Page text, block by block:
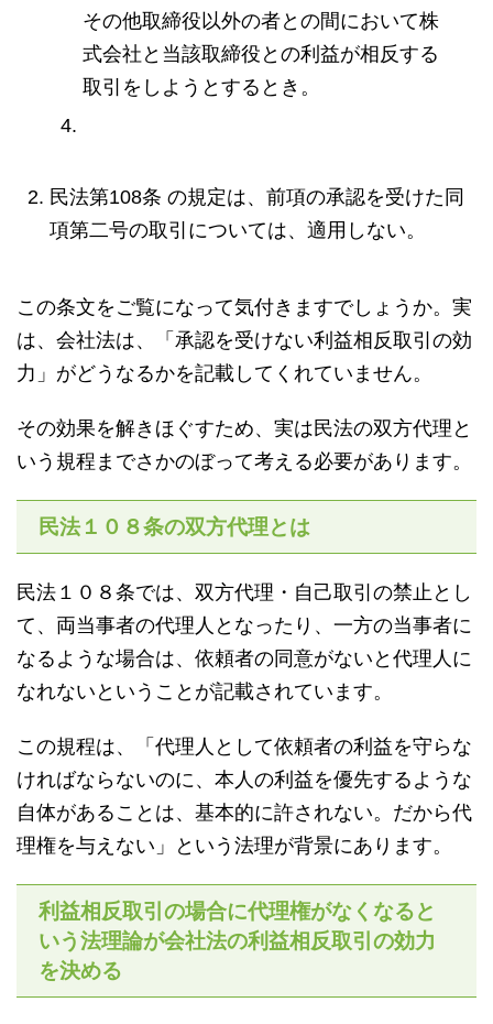
その他取締役以外の者との間において株
式会社と当該取締役との利益が相反する
取引をしようとするとき。
民法第108条 の規定は、前項の承認を受けた同
項第二号の取引については、適用しない。
この条文をご覧になって気付きますでしょうか。実
は、会社法は、「承認を受けない利益相反取引の効
力」がどうなるかを記載してくれていません。
その効果を解きほぐすため、実は民法の双方代理と
いう規程までさかのぼって考える必要があります。
民法１０８条の双方代理とは
民法１０８条では、双方代理・自己取引の禁止とし
て、両当事者の代理人となったり、一方の当事者に
なるような場合は、依頼者の同意がないと代理人に
なれないということが記載されています。
この規程は、「代理人として依頼者の利益を守らな
ければならないのに、本人の利益を優先するような
自体があることは、基本的に許されない。だから代
理権を与えない」という法理が背景にあります。
利益相反取引の場合に代理権がなくなると
いう法理論が会社法の利益相反取引の効力
を決める